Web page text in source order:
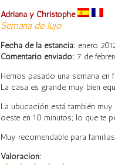
Adriana y Christophe
Semana de lujo
Fecha de la estancia: enero
Comentario enviado: 7 de
Hemos pasado una semana
La casa es grande, muy bien
La ubucación está también
oeste en 10 minutos; lo que te
Muy recomendable para
Valoración: